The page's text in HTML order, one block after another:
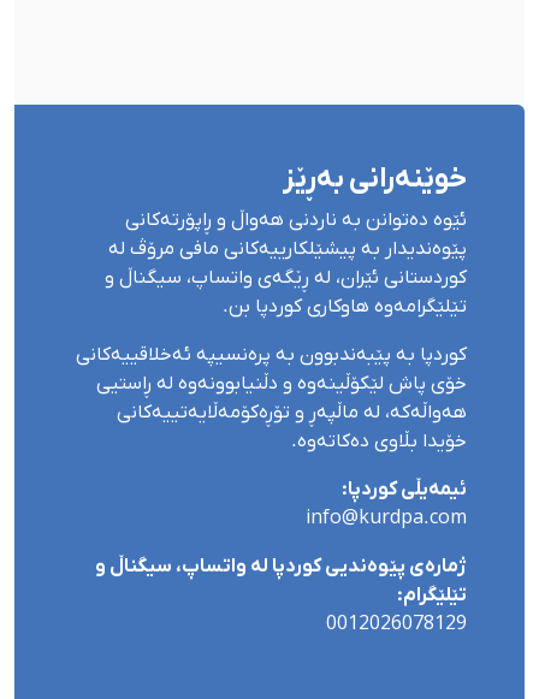
خوێنەرانی بەڕێز
ئێوە دەتوانن بە ناردنی هەواڵ و ڕاپۆرتەکانی
پێوەندیدار بە پیشێلکارییەکانی مافی مرۆڤ لە
کوردستانی ئێران، لە ڕێگەی واتساپ، سیگناڵ و
تێلێگرامەوە هاوکاری کوردپا بن.
کوردپا بە پێبەندبوون بە پرەنسیپە ئەخلاقییەکانی
خۆی پاش لێکۆڵینەوە و دڵنیابوونەوە لە ڕاستیی
هەواڵەکە، لە ماڵپەڕ و تۆڕەکۆمەڵایەتییەکانی
خۆیدا بڵاوی دەکاتەوە.
ئیمەیڵی کوردپا:
info@kurdpa.com
ژمارەی پێوەندیی کوردپا لە واتساپ، سیگناڵ و
تێلێگرام:
0012026078129